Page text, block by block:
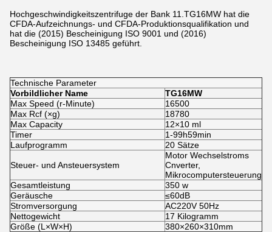
Hochgeschwindigkeitszentrifuge der Bank 11.TG16MW hat die
CFDA-Aufzeichnungs- und CFDA-Produktionsqualifikation und
hat die (2015) Bescheinigung ISO 9001 und (2016)
Bescheinigung ISO 13485 geführt.
Technische Parameter
Vorbildlicher Name
TG16MW
Max Speed (r-Minute)
16500
Max Rcf (×g)
18780
Max Capacity
12×10 ml
Timer
1-99h59min
Laufprogramm
20 Sätze
Steuer- und Ansteuersystem
Motor Wechselstroms
Cnverter,
Mikrocomputersteuerung
Gesamtleistung
350 w
Geräusche
≤60dB
Stromversorgung
AC220V 50Hz
Nettogewicht
17 Kilogramm
Größe (L×W×H)
380×260×310mm